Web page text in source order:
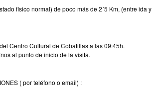
físico normal) de poco más de 2´5 Km, (entre ida y
Centro Cultural de Cobatillas a las 09:45h.
al punto de inicio de la visita.
( por teléfono o email) :